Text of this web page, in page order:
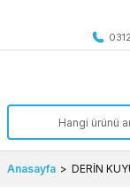
Anasayfa DERİN